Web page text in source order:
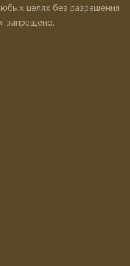
целях без разрешения